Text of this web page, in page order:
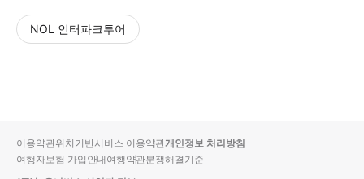
NOL 인터파크투어
입니
다.
순
상
이용약관위치기반서비스 이용약관개인정보 처리방침
여행자보험 가입안내여행약관분쟁해결기준